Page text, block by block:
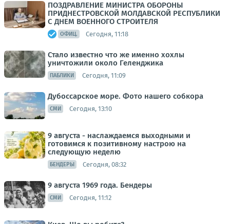
ПОЗДРАВЛЕНИЕ МИНИСТРА ОБОРОНЫ
ПРИДНЕСТРОВСКОЙ МОЛДАВСКОЙ РЕСПУБЛИКИ
С ДНЕМ ВОЕННОГО СТРОИТЕЛЯ
ОФИЦ. Сегодня, 11:18
Стало известно что же именно хохлы
уничтожили около Геленджика
ПАБЛИКИ Сегодня, 11:09
Дубоссарское море. Фото нашего собкора
СМИ Сегодня, 13:10
9 августа - наслаждаемся выходными и
готовимся к позитивному настрою на
следующую неделю
БЕНДЕРЫ Сегодня, 08:32
9 августа 1969 года. Бендеры
СМИ Сегодня, 11:12